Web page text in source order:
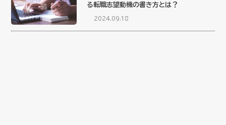
る転職志望動機の書き方とは？
2024.09.18